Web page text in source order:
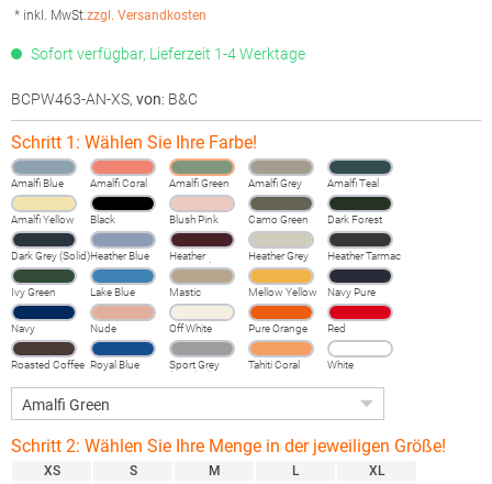
* inkl. MwSt.zzgl. Versandkosten
Sofort verfügbar, Lieferzeit 1-4 Werktage
BCPW463-AN-XS, von: B&C
Schritt 1: Wählen Sie Ihre Farbe!
Amalfi Blue Amalfi Coral Amalfi Green Amalfi Grey Amalfi Teal
Amalfi Yellow Black Blush Pink Camo Green Dark Forest
Dark Grey (Solid)Heather Blue
Heather
Burgundy
Heather Grey
Fog
Heather Tarmac
Ivy Green Lake Blue Mastic Mellow Yellow Navy Pure
Navy Nude Off White Pure Orange Red
Roasted Coffee Royal Blue
Sport Grey
(Heather)
Tahiti Coral White
Schritt 2: Wählen Sie Ihre Menge in der jeweiligen Größe!
XS
S
M
L
XL